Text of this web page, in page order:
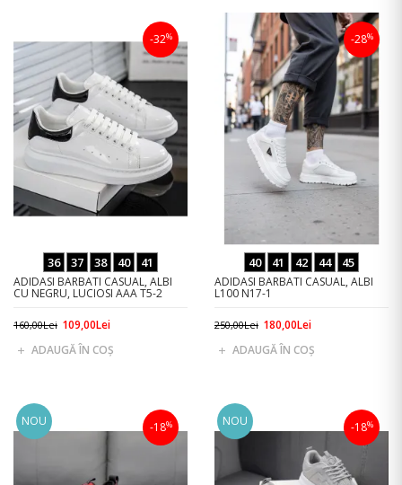
-32%
36 37 38 40 41
ADIDASI BARBATI CASUAL, ALBI
CU NEGRU, LUCIOSI AAA T5-2
160,00Lei 109,00Lei
ADAUGĂ ÎN COŞ
-28%
40 41 42 44 45
ADIDASI BARBATI CASUAL, ALBI
L100 N17-1
250,00Lei 180,00Lei
ADAUGĂ ÎN COŞ
-18%
NOU -18%
NOU